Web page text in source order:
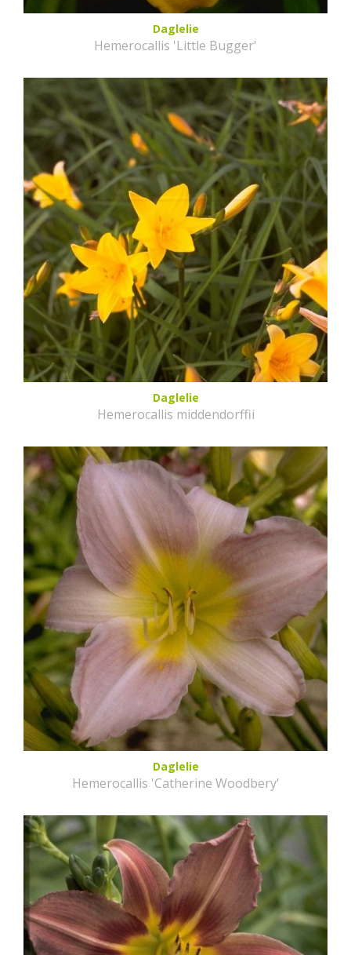
Daglelie
Hemerocallis 'Little Bugger'
Daglelie
Hemerocallis middendorffii
Daglelie
Hemerocallis 'Catherine Woodbery'